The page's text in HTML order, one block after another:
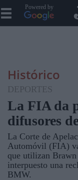
Powered by
Histórico
DEPORTES
La FIA da
difusores
La Corte de
Automóvil (FIA)
que utilizan
interpuesto una
BMW.